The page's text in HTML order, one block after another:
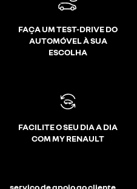
FAÇA UM TEST-DRIVE DO
AUTOMÓVEL À SUA
ESCOLHA
FACILITE O SEU DIA A DIA
COM MY RENAULT